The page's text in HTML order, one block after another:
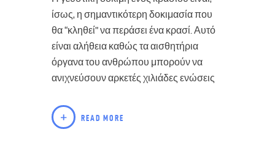
ίσως, η σημαντικότερη δοκιμασία που
θα “κληθεί” να περάσει ένα κρασί. Αυτό
είναι αλήθεια καθώς τα αισθητήρια
όργανα του ανθρώπου μπορούν να
ανιχνεύσουν αρκετές χιλιάδες ενώσεις
READ MORE